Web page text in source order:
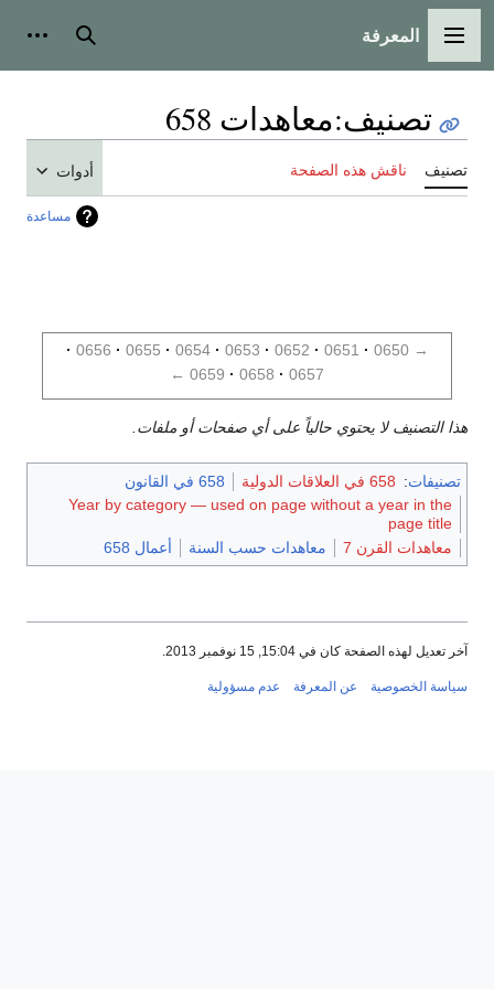
القائمة الرئيسية
المعرفة بحث
تصنيف:معاهدات 658
تصنيف ناقش هذه الصفحة أدوات
مساعدة
→
0650
0651
0652
0653
0654
0655
0656
0657
0658
0659
←
هذا التصنيف لا يحتوي حالياً على أي صفحات أو ملفات.
تصنيفات: 658 في العلاقات الدولية
658 في القانون
Year by category — used on page without a year in the
page title
معاهدات القرن 7
معاهدات حسب السنة أعمال 658
آخر تعديل لهذه الصفحة كان في 15:04, 15 نوفمبر 2013.
سياسة الخصوصية عن المعرفة عدم مسؤولية